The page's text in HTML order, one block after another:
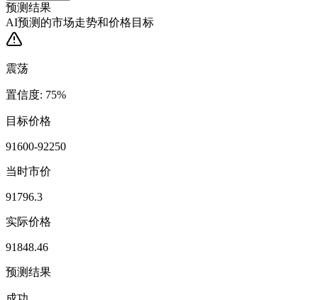
预测结果
AI预测的市场走势和价格目标
震荡
置信度: 75%
目标价格
91600-92250
当时市价
91796.3
实际价格
91848.46
预测结果